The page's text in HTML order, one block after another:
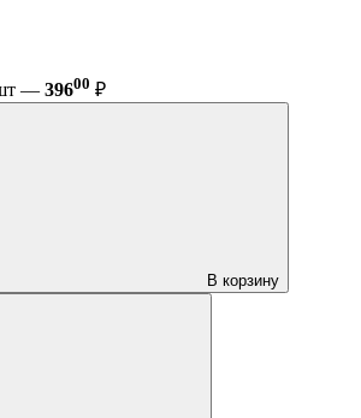
— 39600 ₽
В корзину